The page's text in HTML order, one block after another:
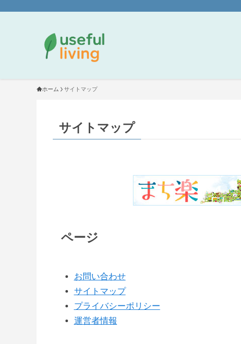
ホーム サイトマップ
サイトマップ
ページ
お問い合わせ
サイトマップ
プライバシーポリシー
運営者情報